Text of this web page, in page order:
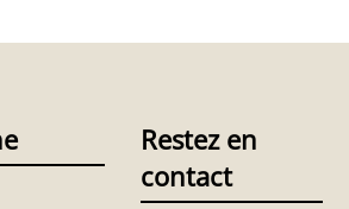
Restez en
contact